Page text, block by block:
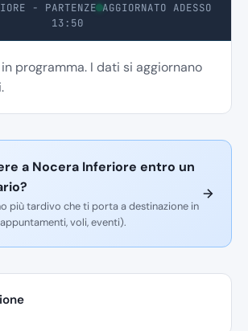
- PARTENZE AGGIORNATO ADESSO
13:50
programma. I dati si aggiornano
a Nocera Inferiore entro un
più tardivo che ti porta a destinazione in
voli, eventi).